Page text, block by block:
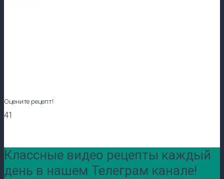
Оцените рецепт!
41
Классные видео рецепты каждый
день в нашем Телеграм канале!